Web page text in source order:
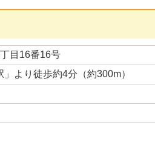
目16番16号
より徒歩約4分（約300m）